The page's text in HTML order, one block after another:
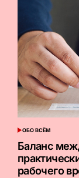
ОПУБЛИКОВАНО
В
ОБО ВСЁМ
Баланс
рабочего